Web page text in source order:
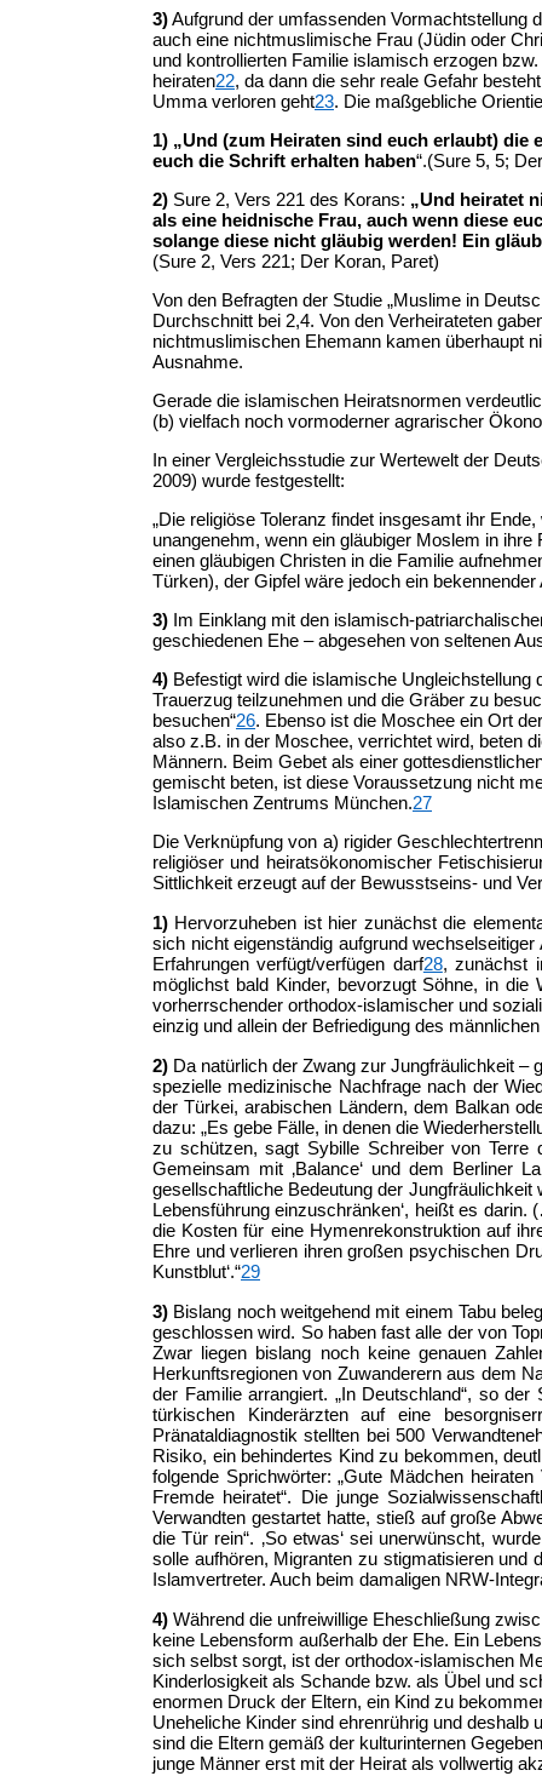
3)Aufgrund der umfassenden Vormachtstellung
auch eine nichtmuslimische Frau (Jüdin oder
und kontrollierten Familie islamisch erzogen
heiraten22, da dann die sehr reale Gefahr
Umma verloren geht23. Die maßgebliche
1) „Und (zum Heiraten sind euch erlaubt) die
euch die Schrift erhalten haben“.(Sure 5, 5;
2) Sure 2, Vers 221 des Korans: „Und heiratet
als eine heidnische Frau, auch wenn diese
solange diese nicht gläubig werden! Ein
(Sure 2, Vers 221; Der Koran, Paret)
Von den Befragten der Studie „Muslime in
Durchschnitt bei 2,4. Von den Verheirateten
nichtmuslimischen Ehemann kamen überhaupt
Ausnahme.
Gerade die islamischen Heiratsnormen
(b) vielfach noch vormoderner agrarischer
In einer Vergleichsstudie zur Wertewelt der
2009) wurde festgestellt:
„Die religiöse Toleranz findet insgesamt ihr
unangenehm, wenn ein gläubiger Moslem in
einen gläubigen Christen in die Familie
Türken), der Gipfel wäre jedoch ein
3) Im Einklang mit den islamisch-
geschiedenen Ehe – abgesehen von seltenen
4) Befestigt wird die islamische
Trauerzug teilzunehmen und die Gräber zu
besuchen“26. Ebenso ist die Moschee ein Ort
also z.B. in der Moschee, verrichtet wird, beten
Männern. Beim Gebet als einer
gemischt beten, ist diese Voraussetzung nicht
Islamischen Zentrums München.27
Die Verknüpfung von a) rigider
religiöser und heiratsökonomischer
Sittlichkeit erzeugt auf der Bewusstseins- und
1) Hervorzuheben ist hier zunächst die
sich nicht eigenständig aufgrund
Erfahrungen verfügt/verfügen darf28, zunächst
möglichst bald Kinder, bevorzugt Söhne, in
vorherrschender orthodox-islamischer und
einzig und allein der Befriedigung des
2) Da natürlich der Zwang zur Jungfräulichkeit
spezielle medizinische Nachfrage nach der
der Türkei, arabischen Ländern, dem Balkan
dazu: „Es gebe Fälle, in denen die
zu schützen, sagt Sybille Schreiber von Terre
Gemeinsam mit ‚Balance‘ und dem Berliner
gesellschaftliche Bedeutung der
Lebensführung einzuschränken‘, heißt es
die Kosten für eine Hymenrekonstruktion auf
Ehre und verlieren ihren großen psychischen
Kunstblut‘.“29
3) Bislang noch weitgehend mit einem Tabu
geschlossen wird. So haben fast alle der von
Zwar liegen bislang noch keine genauen
Herkunftsregionen von Zuwanderern aus dem
der Familie arrangiert. „In Deutschland“, so
türkischen Kinderärzten auf eine
Pränataldiagnostik stellten bei 500
Risiko, ein behindertes Kind zu bekommen,
folgende Sprichwörter: „Gute Mädchen
Fremde heiratet“. Die junge
Verwandten gestartet hatte, stieß auf große
die Tür rein“. ‚So etwas‘ sei unerwünscht,
solle aufhören, Migranten zu stigmatisieren
Islamvertreter. Auch beim damaligen NRW-
4) Während die unfreiwillige Eheschließung
keine Lebensform außerhalb der Ehe. Ein
sich selbst sorgt, ist der orthodox-islamischen
Kinderlosigkeit als Schande bzw. als Übel und
enormen Druck der Eltern, ein Kind zu
Uneheliche Kinder sind ehrenrührig und
sind die Eltern gemäß der kulturinternen
junge Männer erst mit der Heirat als vollwertig